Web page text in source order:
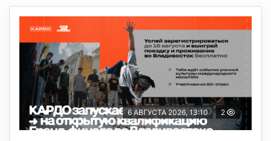
6 АВГУСТА 2026, 13:10 2